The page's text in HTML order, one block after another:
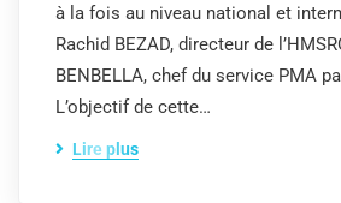
à la fois au niveau national et
Rachid BEZAD, directeur de
BENBELLA, chef du service PMA
L’objectif de cette…
Lire plus